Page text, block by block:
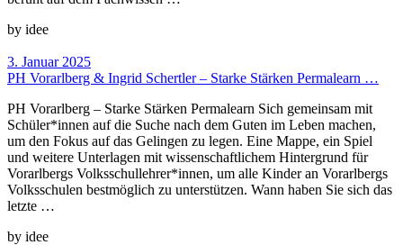
by idee
3. Januar 2025
PH Vorarlberg & Ingrid Schertler – Starke Stärken Permalearn …
PH Vorarlberg – Starke Stärken Permalearn Sich gemeinsam mit
Schüler*innen auf die Suche nach dem Guten im Leben machen,
um den Fokus auf das Gelingen zu legen. Eine Mappe, ein Spiel
und weitere Unterlagen mit wissenschaftlichem Hintergrund für
Vorarlbergs Volksschullehrer*innen, um alle Kinder an Vorarlbergs
Volksschulen bestmöglich zu unterstützen. Wann haben Sie sich das
letzte …
by idee